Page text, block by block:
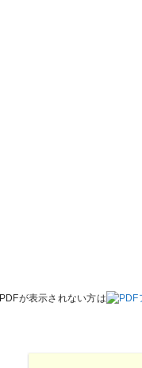
PDFが表示されない方は